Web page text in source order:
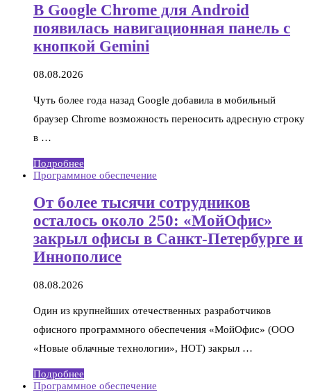
В Google Chrome для Android
появилась навигационная панель с
кнопкой Gemini
08.08.2026
Чуть более года назад Google добавила в мобильный
браузер Chrome возможность переносить адресную строку
в …
Подробнее
Программное обеспечение
От более тысячи сотрудников
осталось около 250: «МойОфис»
закрыл офисы в Санкт-Петербурге и
Иннополисе
08.08.2026
Один из крупнейших отечественных разработчиков
офисного программного обеспечения «МойОфис» (ООО
«Новые облачные технологии», НОТ) закрыл …
Подробнее
Программное обеспечение